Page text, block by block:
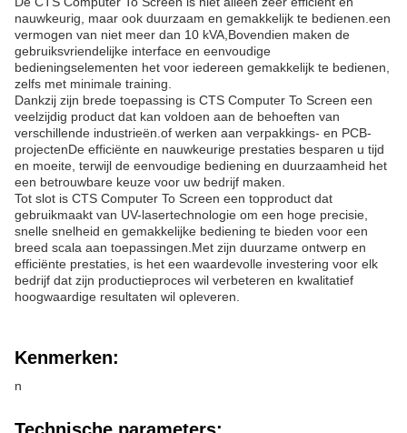
nauwkeurig, maar ook duurzaam en gemakkelijk te bedienen.een
vermogen van niet meer dan 10 kVA,Bovendien maken de
gebruiksvriendelijke interface en eenvoudige
bedieningselementen het voor iedereen gemakkelijk te bedienen,
zelfs met minimale training.
Dankzij zijn brede toepassing is CTS Computer To Screen een
veelzijdig product dat kan voldoen aan de behoeften van
verschillende industrieën.of werken aan verpakkings- en PCB-
projectenDe efficiënte en nauwkeurige prestaties besparen u tijd
en moeite, terwijl de eenvoudige bediening en duurzaamheid het
een betrouwbare keuze voor uw bedrijf maken.
Tot slot is CTS Computer To Screen een topproduct dat
gebruikmaakt van UV-lasertechnologie om een hoge precisie,
snelle snelheid en gemakkelijke bediening te bieden voor een
breed scala aan toepassingen.Met zijn duurzame ontwerp en
efficiënte prestaties, is het een waardevolle investering voor elk
bedrijf dat zijn productieproces wil verbeteren en kwalitatief
hoogwaardige resultaten wil opleveren.
Kenmerken:
n